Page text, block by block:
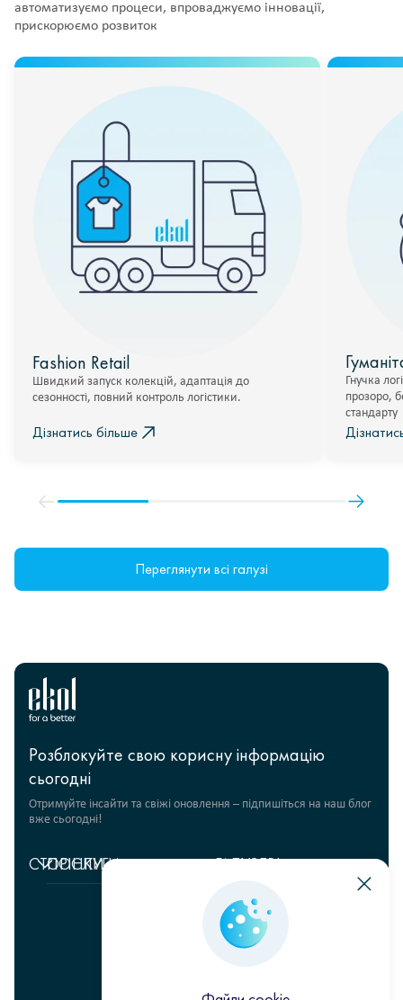
автоматизуємо процеси, впроваджуємо інновації,
прискорюємо розвиток
Fashion Retail
Швидкий запуск колекцій, адаптація до
сезонності, повний контроль логістики.
Дізнатись більше
Гнучка
прозоро,
стандарту
Переглянути всі галузі
Розблокуйте свою корисну інформацію
сьогодні
Отримуйте інсайти та свіжі оновлення – підпишіться на наш блог
вже сьогодні!
СТОРІНКИ
Головна
ПОСЛУГИ
Управління
ГАЛУЗЕВІ
Fashion Retail
Гуманітарні проєкти
Продукти харчування
+380 44 206 2681